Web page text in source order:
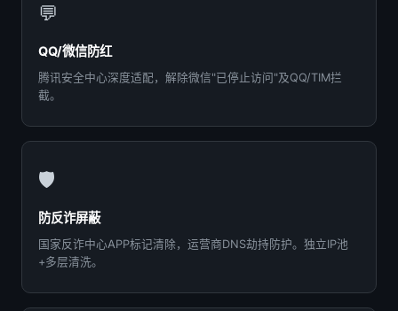
💬
QQ/微信防红
腾讯安全中心深度适配，解除微信"已停止访问"及QQ/TIM拦
截。
🛡️
防反诈屏蔽
国家反诈中心APP标记清除，运营商DNS劫持防护。独立IP池
+多层清洗。